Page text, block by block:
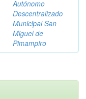
Autónomo
Descentralizado
Municipal San
Miguel de
Pimampiro